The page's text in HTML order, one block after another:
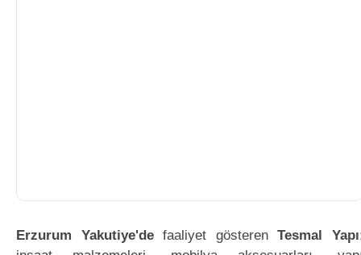
Erzurum Yakutiye'defaaliyet gösterenTesmal Yapı